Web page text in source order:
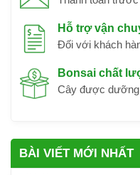
Hỗ trợ vận
Đối với khách
Bonsai chất
Cây được dưỡng
BÀI VIẾT MỚI NHẤT